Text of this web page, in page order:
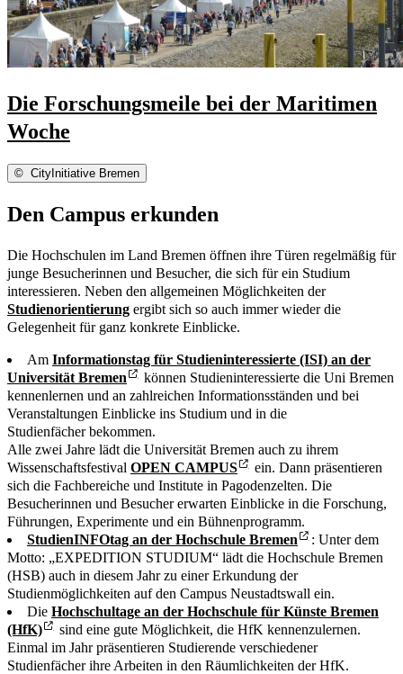
Die Forschungsmeile bei der Maritimen
Woche
© CityInitiative Bremen
Den Campus erkunden
Die Hochschulen im Land Bremen öffnen ihre Türen regelmäßig für
junge Besucherinnen und Besucher, die sich für ein Studium
interessieren. Neben den allgemeinen Möglichkeiten der
Studienorientierung ergibt sich so auch immer wieder die
Gelegenheit für ganz konkrete Einblicke.
Am Informationstag für Studieninteressierte (ISI) an der
Universität Bremen
können Studieninteressierte dieUni Bremen
kennenlernen und an zahlreichen Informationsständen und bei
Veranstaltungen Einblicke ins Studium und in die
Studienfächer bekommen.
Alle zwei Jahre lädt die Universität Bremen auch zu ihrem
Wissenschaftsfestival OPEN CAMPUS
ein. Dann präsentieren
sich die Fachbereiche und Institute in Pagodenzelten. Die
Besucherinnen und Besucher erwarten Einblicke in die Forschung,
Führungen, Experimente und ein Bühnenprogramm.
StudienINFOtag an der Hochschule Bremen
: Unter dem
Motto: „EXPEDITION STUDIUM“ lädt die Hochschule Bremen
(HSB) auch in diesem Jahr zu einer Erkundung der
Studienmöglichkeiten auf den Campus Neustadtswall ein.
Die Hochschultage an der Hochschule für Künste Bremen
(HfK)
sind eine gute Möglichkeit, die HfK kennenzulernen.
Einmal im Jahr präsentieren Studierende verschiedener
Studienfächer ihre Arbeiten in den Räumlichkeiten der HfK.